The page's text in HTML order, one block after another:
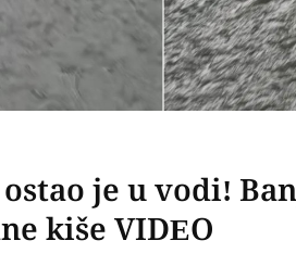
je u vodi!
kiše VIDEO